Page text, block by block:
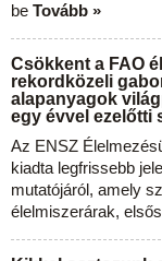
be Tovább »
Csökkent a FAO
rekordközeli
alapanyagok
egy évvel ezelőtti
Az ENSZ
kiadta legfrissebb
mutatójáról, amely
élelmiszerárak,